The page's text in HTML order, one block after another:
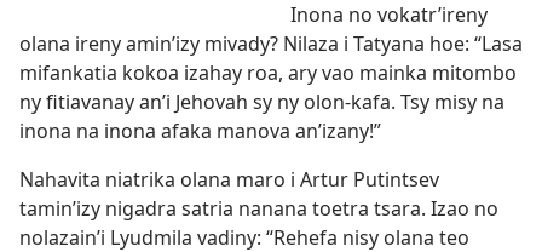
Inona no vokatr’ireny
olana ireny amin’izy mivady? Nilaza i Tatyana hoe: “Lasa
mifankatia kokoa izahay roa, ary vao mainka mitombo
ny fitiavanay an’i Jehovah sy ny olon-kafa. Tsy misy na
inona na inona afaka manova an’izany!”
Nahavita niatrika olana maro i Artur Putintsev
tamin’izy nigadra satria nanana toetra tsara. Izao no
nolazain’i Lyudmila vadiny: “Rehefa nisy olana teo